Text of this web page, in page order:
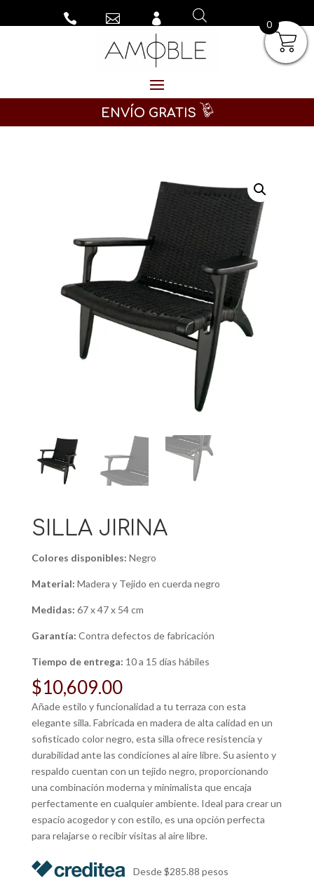
  
ENVÍO GRATIS
SILLA JIRINA
Colores disponibles: Negro
Material: Madera y Tejido en cuerda negro
Medidas: 67 x 47 x 54 cm
Garantía: Contra defectos de fabricación
Tiempo de entrega: 10 a 15 días hábiles
$10,609.00
Añade estilo y funcionalidad a tu terraza con esta
elegante silla. Fabricada en madera de alta calidad en un
sofisticado color negro, esta silla ofrece resistencia y
durabilidad ante las condiciones al aire libre. Su asiento y
respaldo cuentan con un tejido negro, proporcionando
una combinación moderna y minimalista que encaja
perfectamente en cualquier ambiente. Ideal para crear un
espacio acogedor y con estilo, es una opción perfecta
para relajarse o recibir visitas al aire libre.
Desde $285.88 pesos
0